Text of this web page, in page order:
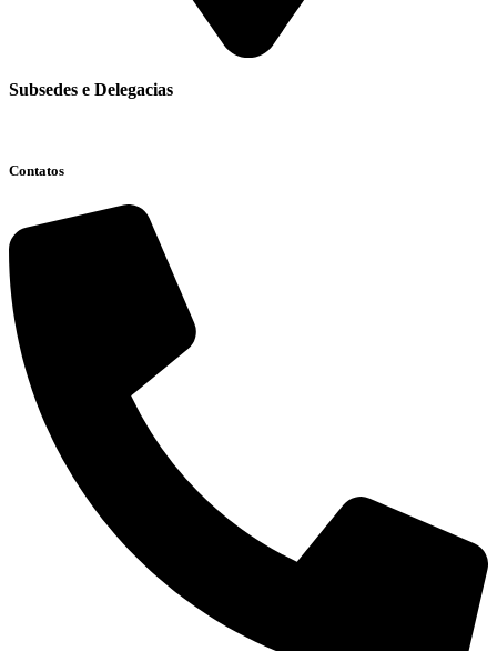
Subsedes e Delegacias
Contatos